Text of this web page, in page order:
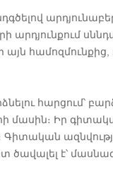
արդյունքում
համոզմունքից,
հարցում՝
մասին։ Իր
Գիտական
ծավալել է՝